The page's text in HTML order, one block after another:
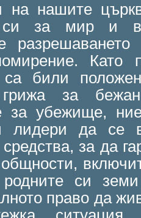
на нашите
си за мир и в
Като
са били
за
за убежище,
лидери да се
за да
родните си
право да